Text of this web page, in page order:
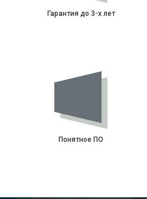
Гарантия до 3-х лет
Понятное ПО